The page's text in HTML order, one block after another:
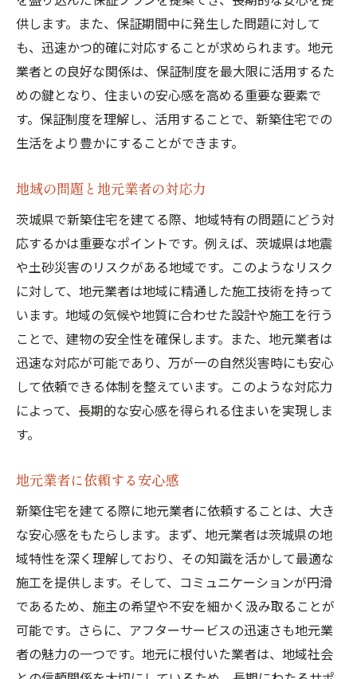
供します。また、保証期間中に発生した問題に対して
も、迅速かつ的確に対応することが求められます。地元
業者との良好な関係は、保証制度を最大限に活用するた
めの鍵となり、住まいの安心感を高める重要な要素で
す。保証制度を理解し、活用することで、新築住宅での
生活をより豊かにすることができます。
地域の問題と地元業者の対応力
茨城県で新築住宅を建てる際、地域特有の問題にどう対
応するかは重要なポイントです。例えば、茨城県は地震
や土砂災害のリスクがある地域です。このようなリスク
に対して、地元業者は地域に精通した施工技術を持って
います。地域の気候や地質に合わせた設計や施工を行う
ことで、建物の安全性を確保します。また、地元業者は
迅速な対応が可能であり、万が一の自然災害時にも安心
して依頼できる体制を整えています。このような対応力
によって、長期的な安心感を得られる住まいを実現しま
す。
地元業者に依頼する安心感
新築住宅を建てる際に地元業者に依頼することは、大き
な安心感をもたらします。まず、地元業者は茨城県の地
域特性を深く理解しており、その知識を活かして最適な
施工を提供します。そして、コミュニケーションが円滑
であるため、施主の希望や不安を細かく汲み取ることが
可能です。さらに、アフターサービスの迅速さも地元業
者の魅力の一つです。地元に根付いた業者は、地域社会